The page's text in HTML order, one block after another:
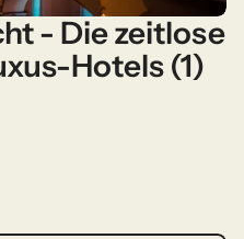
- Die zeitlose
Hotels (1)